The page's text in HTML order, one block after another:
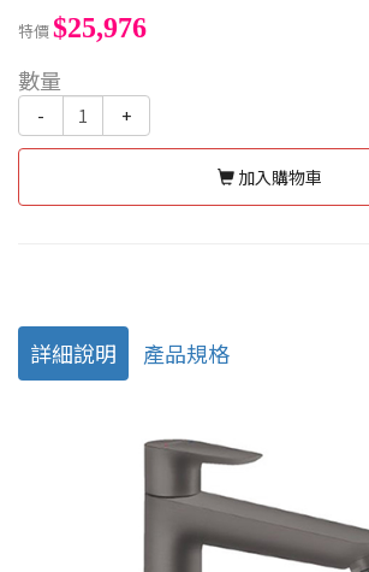
特價$25,976
數量
- +
加入購物車
詳細說明 產品規格